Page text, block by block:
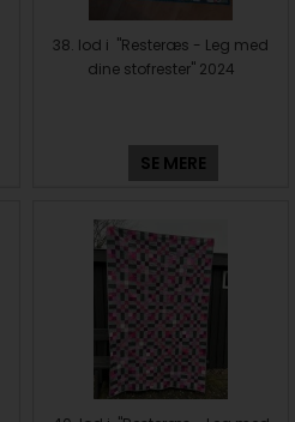
38. lod i "Resteræs - Leg med
dine stofrester" 2024
SE MERE